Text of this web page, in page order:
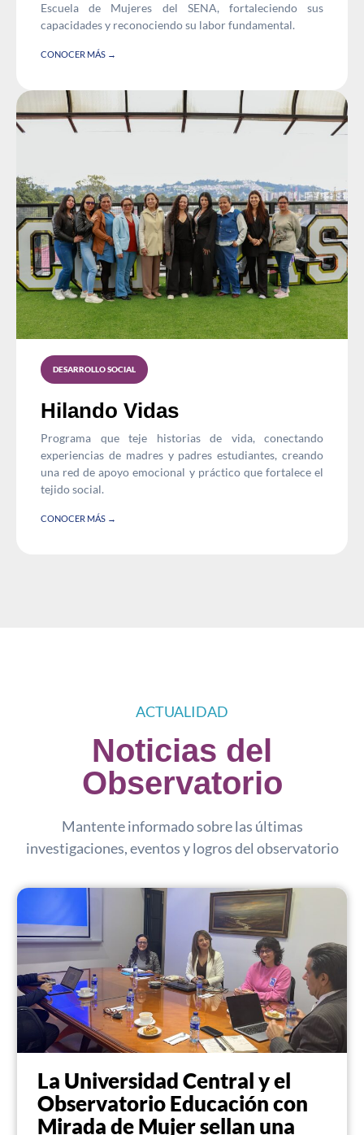
Escuela de Mujeres del SENA, fortaleciendo sus
capacidades y reconociendo su labor fundamental.
CONOCER MÁS →
DESARROLLO SOCIAL
Hilando Vidas
Programa que teje historias de vida, conectando
experiencias de madres y padres estudiantes, creando
una red de apoyo emocional y práctico que fortalece el
tejido social.
CONOCER MÁS →
ACTUALIDAD
Noticias del
Observatorio
Mantente informado sobre las últimas
investigaciones, eventos y logros del observatorio
La Universidad Central y el
Observatorio Educación con
Mirada de Mujer sellan una